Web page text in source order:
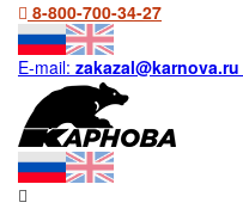
8-800-700-34-27
E-mail: zakazal@karnova.ru